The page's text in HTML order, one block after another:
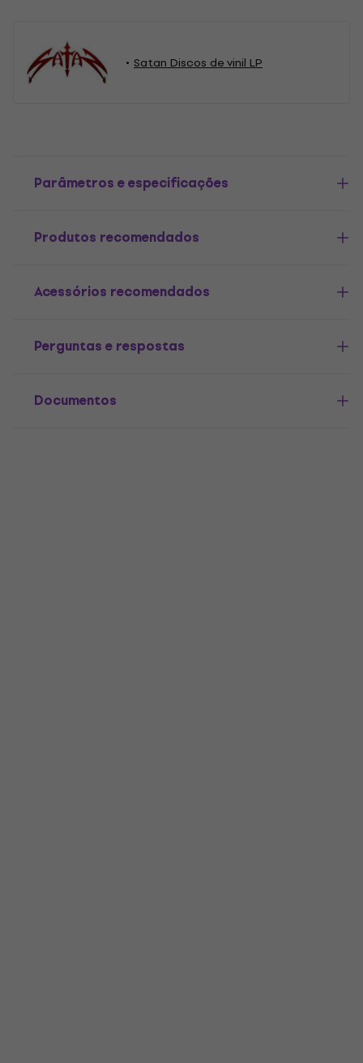
Satan Discos de vinil LP
Parâmetros e especificações
Produtos recomendados
Acessórios recomendados
Perguntas e respostas
Documentos